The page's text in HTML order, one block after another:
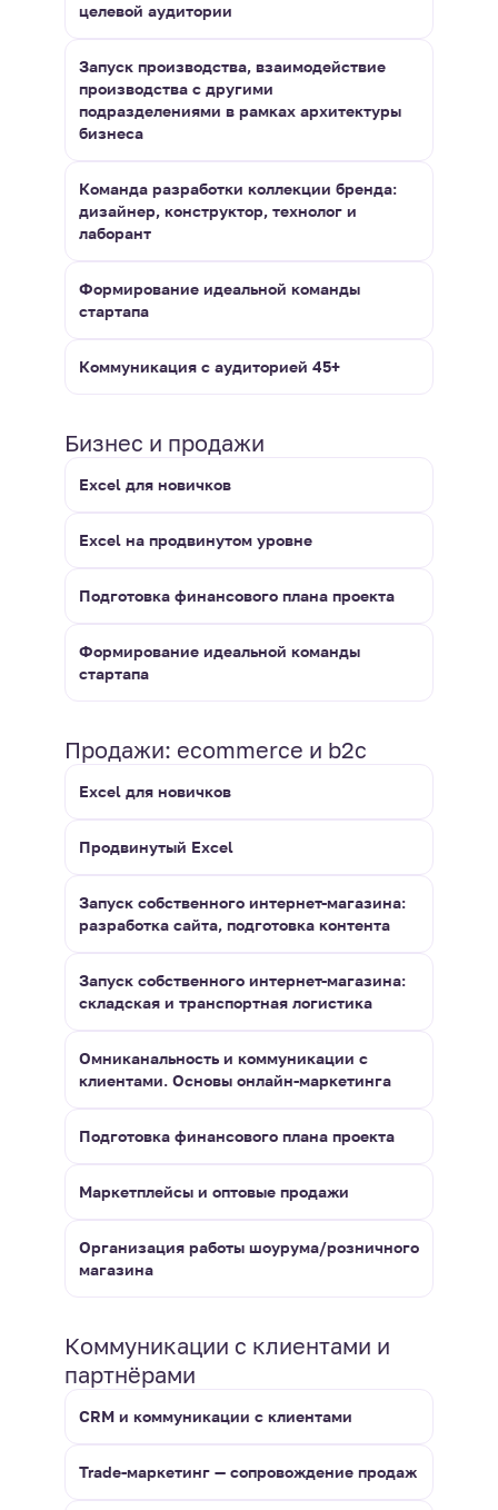
целевой аудитории
Запуск производства, взаимодействие
производства с другими
подразделениями в рамках архитектуры
бизнеса
Команда разработки коллекции бренда:
дизайнер, конструктор, технолог и
лаборант
Формирование идеальной команды
стартапа
Коммуникация с аудиторией 45+
Бизнес и продажи
Excel для новичков
Excel на продвинутом уровне
Подготовка финансового плана проекта
Формирование идеальной команды
стартапа
Продажи: ecommerce и b2c
Excel для новичков
Продвинутый Excel
Запуск собственного интернет-магазина:
разработка сайта, подготовка контента
Запуск собственного интернет-магазина:
складская и транспортная логистика
Омниканальность и коммуникации с
клиентами. Основы онлайн-маркетинга
Подготовка финансового плана проекта
Маркетплейсы и оптовые продажи
Организация работы шоурума/розничного
магазина
Коммуникации с клиентами и
партнёрами
CRM и коммуникации с клиентами
Trade-маркетинг — сопровождение продаж